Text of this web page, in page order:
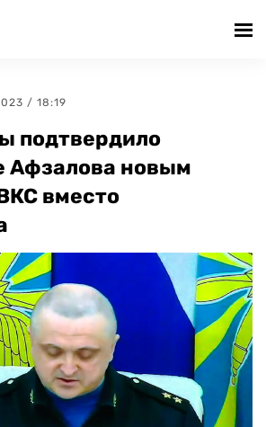
/ 18:19
подтвердило
Афзалова новым
вместо